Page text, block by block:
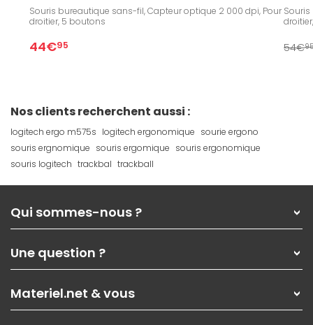
Souris bureautique sans-fil, Capteur optique 2 000 dpi, Pour
droitier, 5 boutons
44€95 54€
Nos clients recherchent aussi :
logitech ergo m575s logitech ergonomique sourie ergono
souris ergnomique souris ergomique souris ergonomique
souris logitech trackbal trackball
Qui sommes-nous ?
Nos services
Les magasins Materiel.net
Nos solutions pour les pros
Contactez-nous
Une question ?
Paiement, livraison
Garanties,Pack Zen
Materiel.net & vous